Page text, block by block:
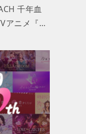
千年血
アニメ『…